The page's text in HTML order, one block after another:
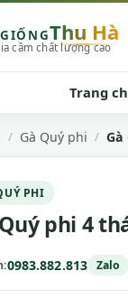
Thu Hà
cầm chất lượng cao
Trang
Gà Quý phi
PHI
phi 4
0983.882.813 Zalo